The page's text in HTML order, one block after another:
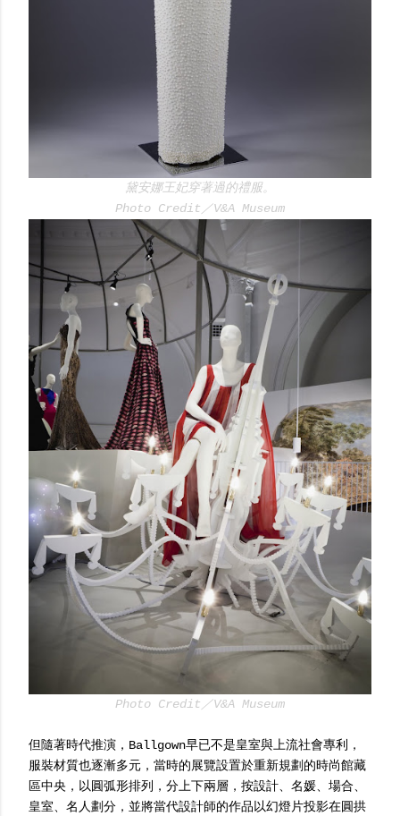
黛安娜王妃穿著過的禮服。
Photo Credit／V&A Museum
Photo Credit／V&A Museum
但隨著時代推演，Ballgown早已不是皇室與上流社會專利，
服裝材質也逐漸多元，當時的展覽設置於重新規劃的時尚館藏
區中央，以圓弧形排列，分上下兩層，按設計、名媛、場合、
皇室、名人劃分，並將當代設計師的作品以幻燈片投影在圓拱